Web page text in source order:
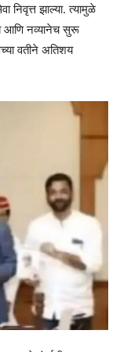
निवृत्त झाल्या. त्यामुळे
आणि नव्यानेच सुरू
वतीने अतिशय